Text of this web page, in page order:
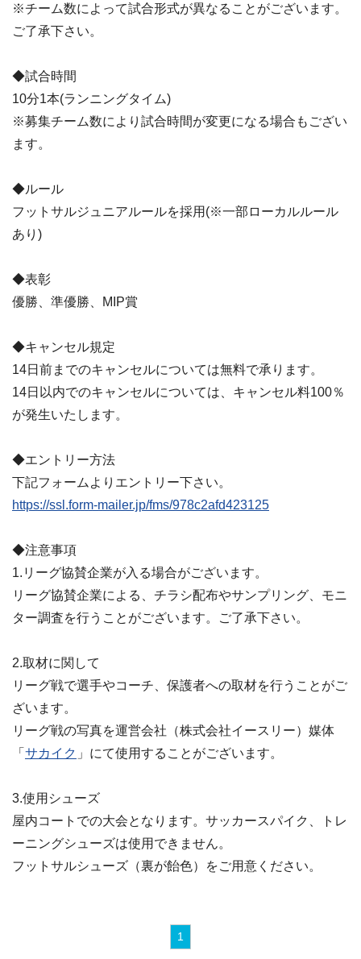
※チーム数によって試合形式が異なることがございます。
ご了承下さい。
◆試合時間
10分1本(ランニングタイム)
※募集チーム数により試合時間が変更になる場合もござい
ます。
◆ルール
フットサルジュニアルールを採用(※一部ローカルルール
あり)
◆表彰
優勝、準優勝、MIP賞
◆キャンセル規定
14日前までのキャンセルについては無料で承ります。
14日以内でのキャンセルについては、キャンセル料100％
が発生いたします。
◆エントリー方法
下記フォームよりエントリー下さい。
https://ssl.form-mailer.jp/fms/978c2afd423125
◆注意事項
1.リーグ協賛企業が入る場合がございます。
リーグ協賛企業による、チラシ配布やサンプリング、モニ
ター調査を行うことがございます。ご了承下さい。
2.取材に関して
リーグ戦で選手やコーチ、保護者への取材を行うことがご
ざいます。
リーグ戦の写真を運営会社（株式会社イースリー）媒体
「 サカイク 」にて使用することがございます。
3.使用シューズ
屋内コートでの大会となります。サッカースパイク、トレ
ーニングシューズは使用できません。
フットサルシューズ（裏が飴色）をご用意ください。
1